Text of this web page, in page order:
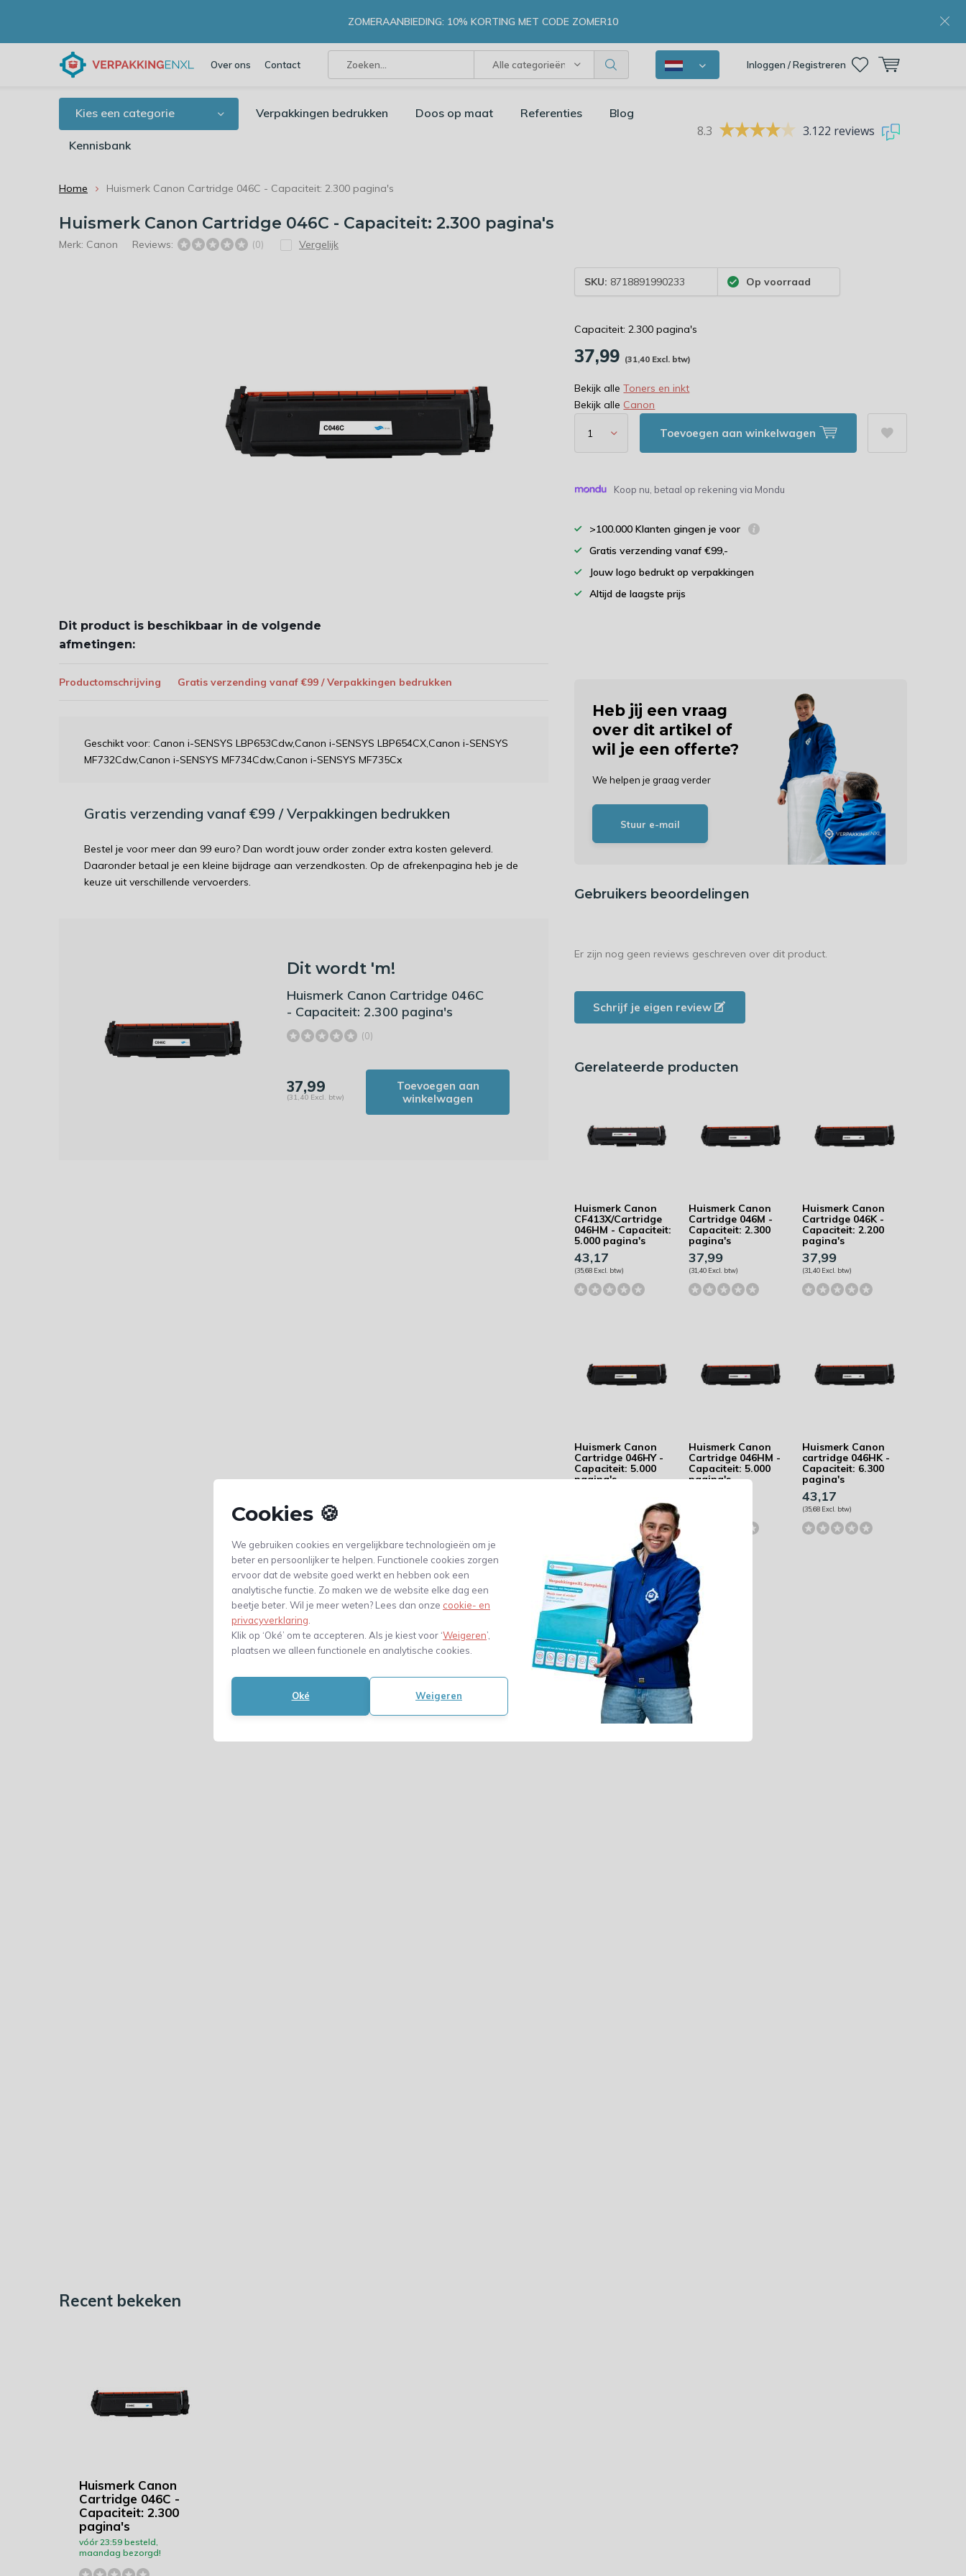
Cookies 🍪
We gebruiken cookies en vergelijkbare technologieën om je
beter en persoonlijker te helpen. Functionele cookies zorgen
ervoor dat de website goed werkt en hebben ook een
analytische functie. Zo maken we de website elke dag een
beetje beter. Wil je meer weten? Lees dan onze cookie- en
privacyverklaring
Klik op ‘Oké’ om te accepteren. Als je kiest voor ‘Weigeren’,
plaatsen we alleen functionele en analytische cookies.
Oké Weigeren
Over ons Contact Alle categorieën Inloggen / Registreren
ZOMERAANBIEDING: 10% KORTING MET CODE ZOMER10
Kies een categorie Verpakkingen bedrukken Doos op maat Referenties Blog
Kennisbank
8.3 3.122 reviews
Home Huismerk Canon Cartridge 046C - Capaciteit: 2.300 pagina's
Huismerk Canon Cartridge 046C - Capaciteit: 2.300 pagina's
Merk: Canon Reviews: (0) Vergelijk
SKU: 8718891990233 Op voorraad
Capaciteit: 2.300 pagina's
37,99 (31,40 Excl. btw)
Bekijk alleToners en inkt
Bekijk alle Canon
Toevoegen aan winkelwagen
Koop nu, betaal op rekening via Mondu
>100.000 Klanten gingen je voor
Gratis verzending vanaf €99,-
Jouw logo bedrukt op verpakkingen
Altijd de laagste prijs
Dit product is beschikbaar in de volgende
afmetingen:
Productomschrijving Gratis verzending vanaf €99 / Verpakkingen bedrukken
Geschikt voor: Canon i-SENSYS LBP653Cdw,Canon i-SENSYS LBP654CX,Canon i-SENSYS
MF732Cdw,Canon i-SENSYS MF734Cdw,Canon i-SENSYS MF735Cx
Gratis verzending vanaf €99 / Verpakkingen bedrukken
Bestel je voor meer dan 99 euro? Dan wordt jouw order zonder extra kosten geleverd.
Daaronder betaal je een kleine bijdrage aan verzendkosten. Op de afrekenpagina heb je de
keuze uit verschillende vervoerders.
Dit wordt 'm!
Huismerk Canon Cartridge 046C
- Capaciteit: 2.300 pagina's
(0)
37,99
(31,40 Excl. btw)
Toevoegen aan
winkelwagen
Heb jij een vraag
over dit artikel of
wil je een offerte?
We helpen je graag verder
Stuur e-mail
Gebruikers beoordelingen
Er zijn nog geen reviews geschreven over dit product.
Schrijf je eigen review
Gerelateerde producten
Huismerk Canon
CF413X/Cartridge
046HM - Capaciteit:
5.000 pagina's
43,17
(35,68 Excl. btw)
Huismerk Canon
Cartridge 046M -
Capaciteit: 2.300
pagina's
37,99
(31,40 Excl. btw)
Huismerk Canon
Cartridge 046K -
Capaciteit: 2.200
pagina's
37,99
(31,40 Excl. btw)
Huismerk Canon
Cartridge 046HY -
Capaciteit: 5.000
pagina's
Huismerk Canon
Cartridge 046HM -
Capaciteit: 5.000
pagina's
Huismerk Canon
cartridge 046HK -
Capaciteit: 6.300
pagina's
43,17
(35,68 Excl. btw)
Recent bekeken
Huismerk Canon
Cartridge 046C -
Capaciteit: 2.300
pagina's
vóór 23:59 besteld,
maandag bezorgd!